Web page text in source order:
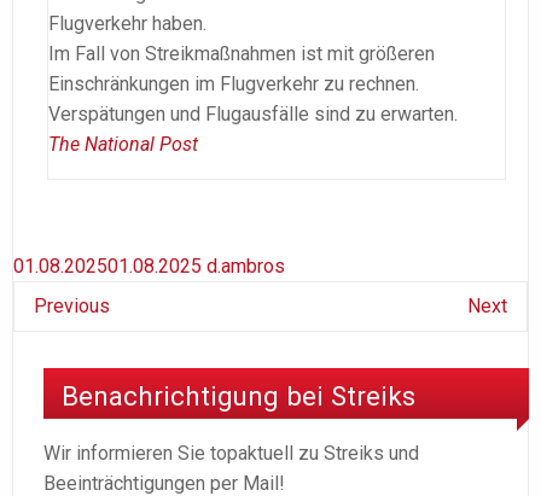
Flugverkehr haben.
Im Fall von Streikmaßnahmen ist mit größeren
Einschränkungen im Flugverkehr zu rechnen.
Verspätungen und Flugausfälle sind zu erwarten.
The National Post
01.08.202501.08.2025 d.ambros
Previous
Next
Benachrichtigung bei Streiks
Wir informieren Sie topaktuell zu Streiks und
Beeinträchtigungen per Mail!